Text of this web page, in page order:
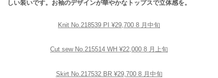
しい装いです。お袖のデザインが華やかなトップスで立体感を。
Knit No.218539 PI ¥29,700 8 月中旬
Cut sew No.215514 WH ¥22,000 8 月上旬
Skirt No.217532 BR ¥29,700 8 月中旬